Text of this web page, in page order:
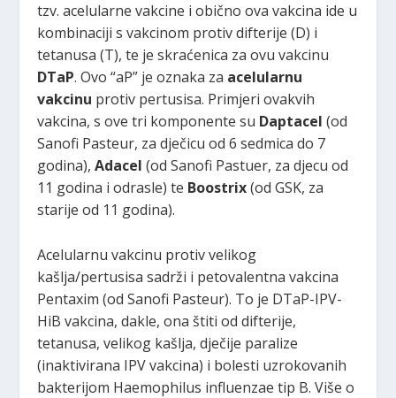
tzv. acelularne vakcine i obično ova vakcina ide u
kombinaciji s vakcinom protiv difterije (D) i
tetanusa (T), te je skraćenica za ovu vakcinu
DTaP. Ovo “aP” je oznaka za acelularnu
vakcinu protiv pertusisa. Primjeri ovakvih
vakcina, s ove tri komponente su Daptacel(od
Sanofi Pasteur, za dječicu od 6 sedmica do 7
godina),Adacel(od Sanofi Pastuer, za djecu od
11 godina i odrasle) te Boostrix(od GSK, za
starije od 11 godina).
Acelularnu vakcinu protiv velikog
kašlja/pertusisa sadrži i petovalentna vakcina
Pentaxim (od Sanofi Pasteur). To je DTaP-IPV-
HiB vakcina, dakle, ona štiti od difterije,
tetanusa, velikog kašlja, dječije paralize
(inaktivirana IPV vakcina) i bolesti uzrokovanih
bakterijom Haemophilus influenzae tip B. Više o